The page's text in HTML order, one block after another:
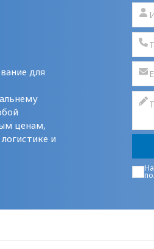
для
ценам,
и